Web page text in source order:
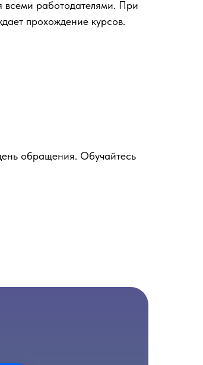
работодателями. При
прохождение курсов.
обращения. Обучайтесь